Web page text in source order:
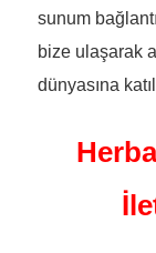
sunum
bize ulaşarak
dünyasına